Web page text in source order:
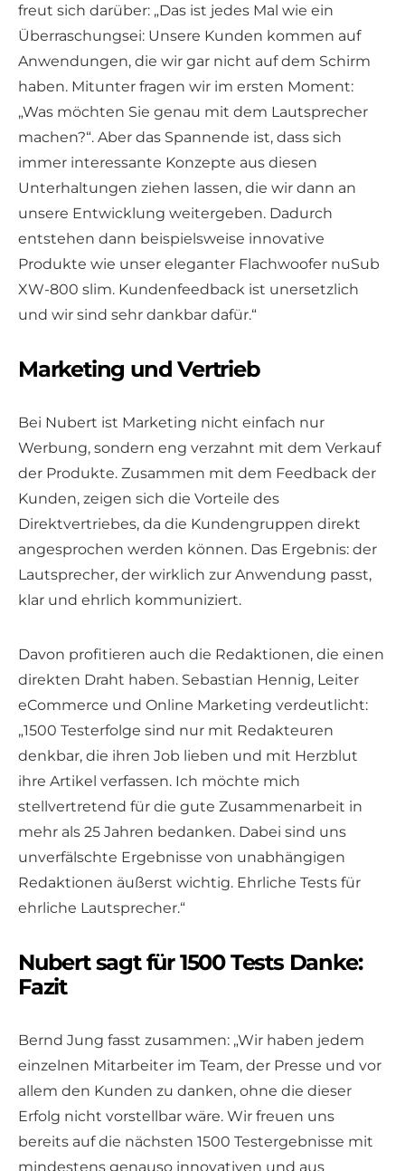
freut sich darüber: „Das ist jedes Mal wie ein
Überraschungsei: Unsere Kunden kommen auf
Anwendungen, die wir gar nicht auf dem Schirm
haben. Mitunter fragen wir im ersten Moment:
„Was möchten Sie genau mit dem Lautsprecher
machen?“. Aber das Spannende ist, dass sich
immer interessante Konzepte aus diesen
Unterhaltungen ziehen lassen, die wir dann an
unsere Entwicklung weitergeben. Dadurch
entstehen dann beispielsweise innovative
Produkte wie unser eleganter Flachwoofer nuSub
XW-800 slim. Kundenfeedback ist unersetzlich
und wir sind sehr dankbar dafür.“
Marketing und Vertrieb
Bei Nubert ist Marketing nicht einfach nur
Werbung, sondern eng verzahnt mit dem Verkauf
der Produkte. Zusammen mit dem Feedback der
Kunden, zeigen sich die Vorteile des
Direktvertriebes, da die Kundengruppen direkt
angesprochen werden können. Das Ergebnis: der
Lautsprecher, der wirklich zur Anwendung passt,
klar und ehrlich kommuniziert.
Davon profitieren auch die Redaktionen, die einen
direkten Draht haben. Sebastian Hennig, Leiter
eCommerce und Online Marketing verdeutlicht:
„1500 Testerfolge sind nur mit Redakteuren
denkbar, die ihren Job lieben und mit Herzblut
ihre Artikel verfassen. Ich möchte mich
stellvertretend für die gute Zusammenarbeit in
mehr als 25 Jahren bedanken. Dabei sind uns
unverfälschte Ergebnisse von unabhängigen
Redaktionen äußerst wichtig. Ehrliche Tests für
ehrliche Lautsprecher.“
Nubert sagt für 1500 Tests Danke:
Fazit
Bernd Jung fasst zusammen: „Wir haben jedem
einzelnen Mitarbeiter im Team, der Presse und vor
allem den Kunden zu danken, ohne die dieser
Erfolg nicht vorstellbar wäre. Wir freuen uns
bereits auf die nächsten 1500 Testergebnisse mit
mindestens genauso innovativen und aus